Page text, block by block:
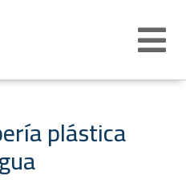
Abrir
menú
plástica